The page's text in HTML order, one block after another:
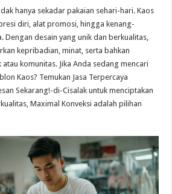
hanya sekadar pakaian sehari-hari. Kaos
diri, alat promosi, hingga kenang-
Dengan desain yang unik dan berkualitas,
kepribadian, minat, serta bahkan
komunitas. Jika Anda sedang mencari
Kaos? Temukan Jasa Terpercaya
Sekarang!-di-Cisalak untuk menciptakan
Maximal Konveksi adalah pilihan